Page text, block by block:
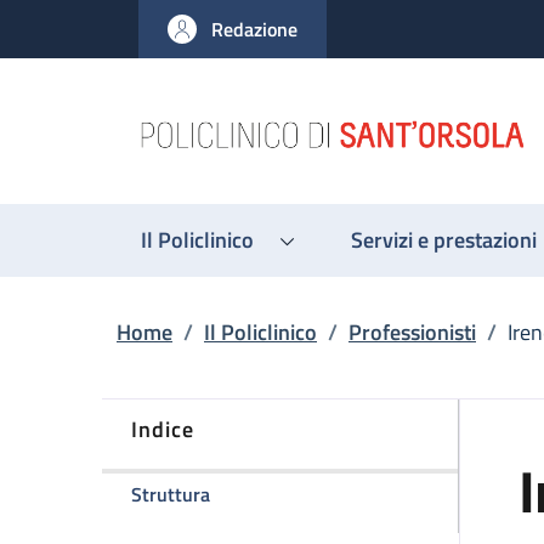
al contenuto principale
to footer content
Redazione
Il Policlinico Servizi e prestazioni
Briciole di pane
Home / Il Policlinico / Professionisti /
Indice
Strutturadella pagina Irene Pettinari